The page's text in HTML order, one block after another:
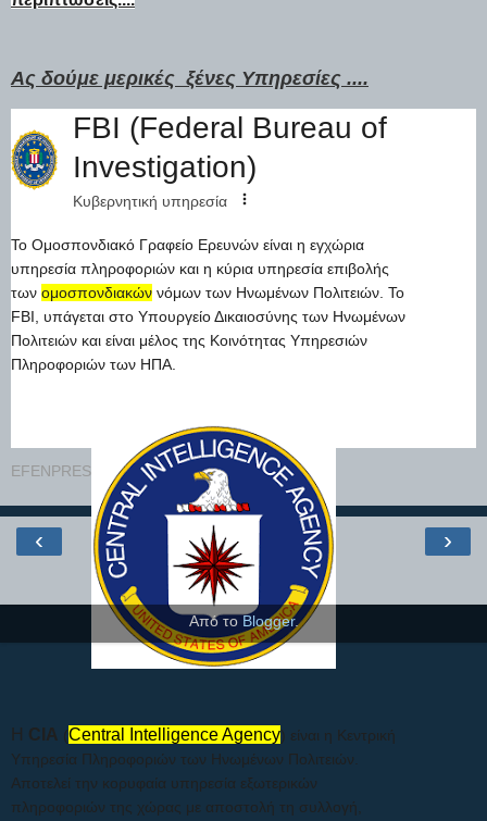
Ας δούμε μερικές ξένες Υπηρεσίες ....
FBI (Federal Bureau of
Investigation)
Κυβερνητική υπηρεσία
Το Ομοσπονδιακό Γραφείο Ερευνών είναι η εγχώρια
υπηρεσία πληροφοριών και η κύρια υπηρεσία επιβολής
των ομοσπονδιακών νόμων των Ηνωμένων Πολιτειών. Το
FBI, υπάγεται στο Υπουργείο Δικαιοσύνης των Ηνωμένων
Πολιτειών και είναι μέλος της Κοινότητας Υπηρεσιών
Πληροφοριών των ΗΠΑ.
Η CIA (Central Intelligence Agency) είναι η Κεντρική
Υπηρεσία Πληροφοριών των Ηνωμένων Πολιτειών.
Αποτελεί την κορυφαία υπηρεσία εξωτερικών
πληροφοριών της χώρας με αποστολή τη συλλογή,
EFENPRESS-NEWS 0NLINE στις 27.5.26
‹ ›
Αρχική σελίδα
Προβολή έκδοσης ιστού
Από τοBlogger.